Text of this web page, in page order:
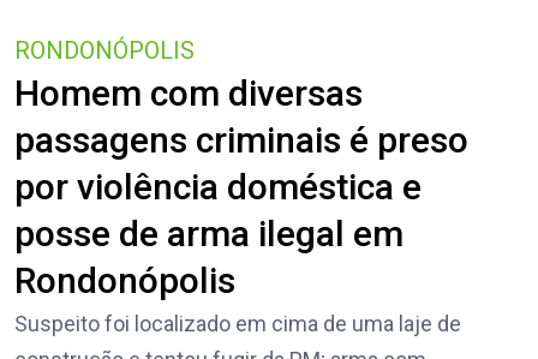
RONDONÓPOLIS
Homem com diversas
passagens criminais é preso
por violência doméstica e
posse de arma ilegal em
Rondonópolis
Suspeito foi localizado em cima de uma laje de